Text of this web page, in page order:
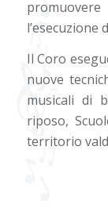
Il Coro
nuove
musicali di
riposo,
territorio